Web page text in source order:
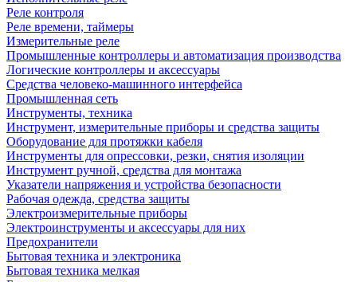
Реле контроля
Реле времени, таймеры
Измерительные реле
Промышленные контроллеры и автоматизация производства
Логические контроллеры и аксессуары
Средства человеко-машинного интерфейса
Промышленная сеть
Инструменты, техника
Инструмент, измерительные приборы и средства защиты
Оборудование для протяжки кабеля
Инструменты для опрессовки, резки, снятия изоляции
Инструмент ручной, средства для монтажа
Указатели напряжения и устройства безопасности
Рабочая одежда, средства защиты
Электроизмерительные приборы
Электроинструменты и аксессуары для них
Предохранители
Бытовая техника и электроника
Бытовая техника мелкая